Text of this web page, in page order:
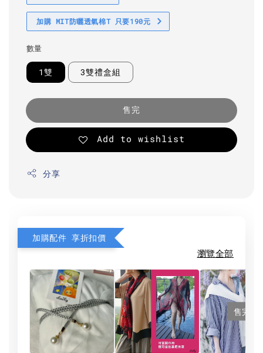
加購 MIT防曬透氣棉T 只要190元
數量
1雙 3雙禮盒組
售完
Add to wishlist
分享
加購配件 享折扣價
瀏覽全部
售完